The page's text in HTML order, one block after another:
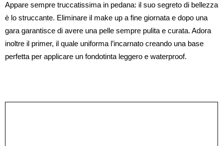
Appare sempre truccatissima in pedana: il suo segreto di bellezza
è lo struccante. Eliminare il make up a fine giornata e dopo una
gara garantisce di avere una pelle sempre pulita e curata. Adora
inoltre il primer, il quale uniforma l’incarnato creando una base
perfetta per applicare un fondotinta leggero e waterproof.